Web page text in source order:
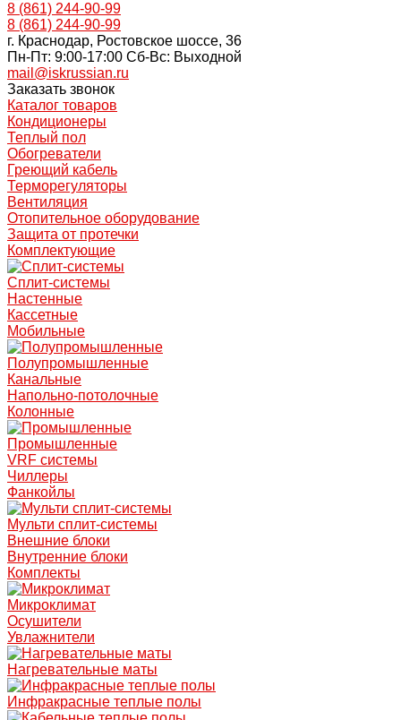
8 (861) 244-90-99
8 (861) 244-90-99
г. Краснодар, Ростовское шоссе, 36
Пн-Пт: 9:00-17:00 Cб-Вс: Выходной
mail@iskrussian.ru
Заказать звонок
Каталог товаров
Кондиционеры
Теплый пол
Обогреватели
Греющий кабель
Терморегуляторы
Вентиляция
Отопительное оборудование
Защита от протечки
Комплектующие
Сплит-системы
Настенные
Кассетные
Мобильные
Полупромышленные
Канальные
Напольно-потолочные
Колонные
Промышленные
VRF системы
Чиллеры
Фанкойлы
Мульти сплит-системы
Внешние блоки
Внутренние блоки
Комплекты
Микроклимат
Осушители
Увлажнители
Нагревательные маты
Инфракрасные теплые полы